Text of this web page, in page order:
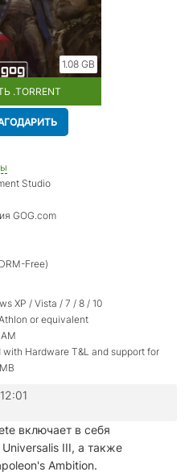
1.08 GB
.TORRENT
Studio
GOG.com
Free)
XP / Vista / 7 / 8 / 10
or equivalent
with Hardware T&L and support for
включает в себя
III, а также
Ambition.